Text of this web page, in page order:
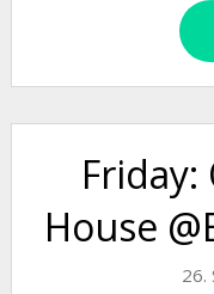
House
26.